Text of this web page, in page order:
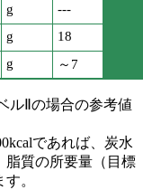
g
---
g
18
g ～7
ルⅡの場合の参考値
であれば、炭水
脂質の所要量（目標
。